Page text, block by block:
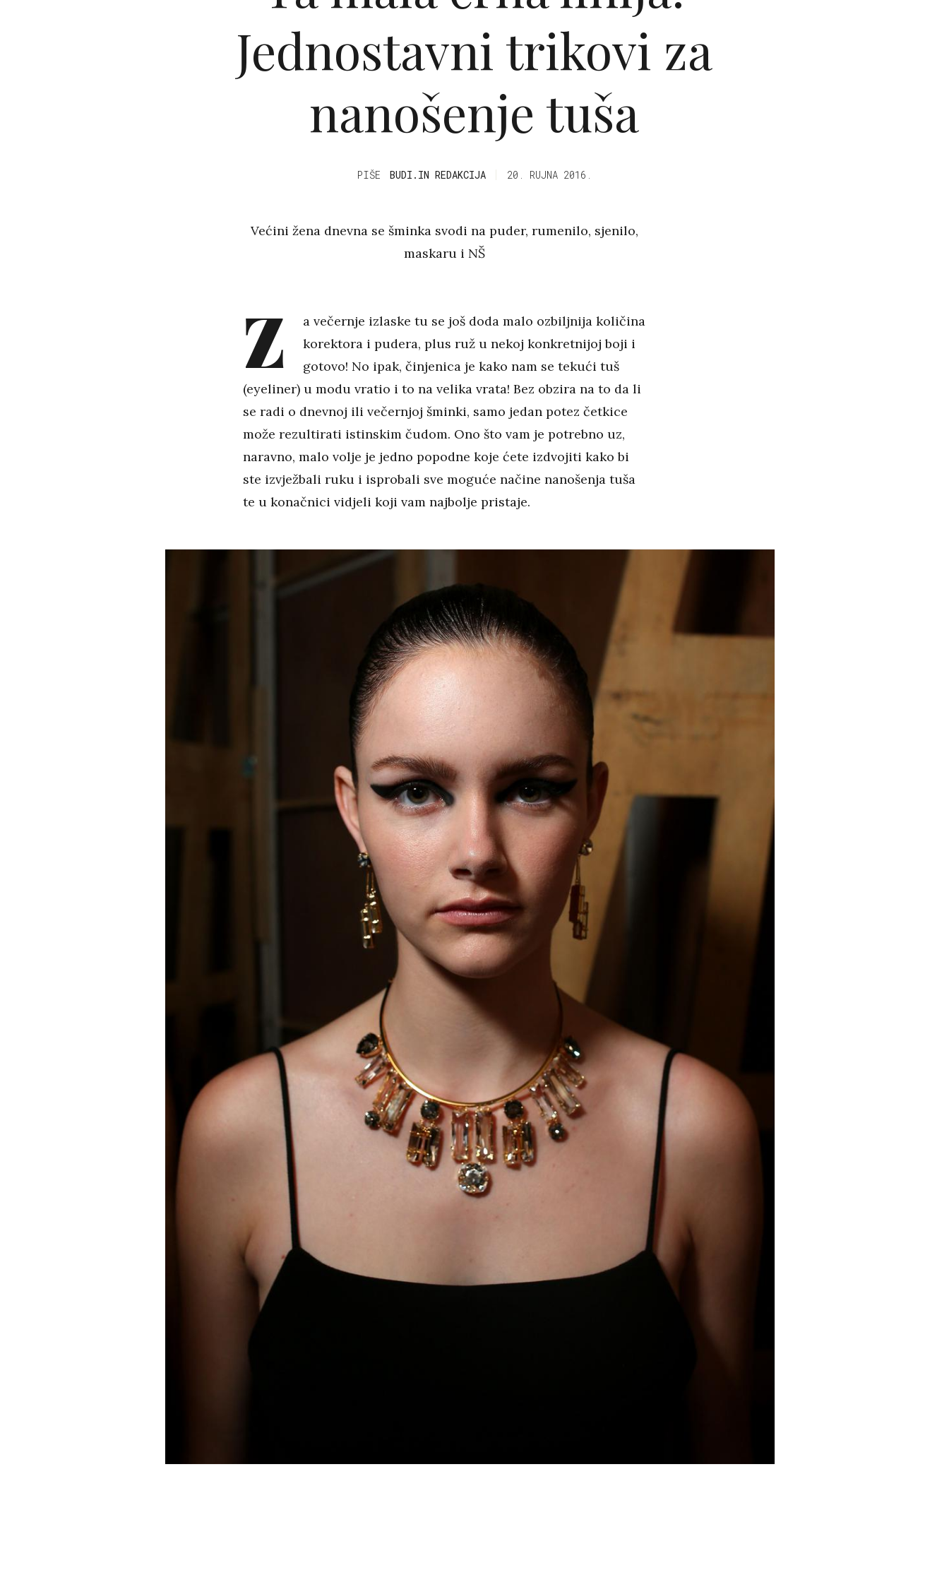
Jednostavni trikovi za
nanošenje tuša
PIŠE BUDI.IN REDAKCIJA 20. RUJNA 2016.
Većini žena dnevna se šminka svodi na puder, rumenilo, sjenilo,
maskaru i NŠ
Z
a večernje izlaske tu se još doda malo ozbiljnija količina
korektora i pudera, plus ruž u nekoj konkretnijoj boji i
gotovo! No ipak, činjenica je kako nam se tekući tuš
(eyeliner) u modu vratio i to na velika vrata! Bez obzira na to da li
se radi o dnevnoj ili večernjoj šminki, samo jedan potez četkice
može rezultirati istinskim čudom. Ono što vam je potrebno uz,
naravno, malo volje je jedno popodne koje ćete izdvojiti kako bi
ste izvježbali ruku i isprobali sve moguće načine nanošenja tuša
te u konačnici vidjeli koji vam najbolje pristaje.